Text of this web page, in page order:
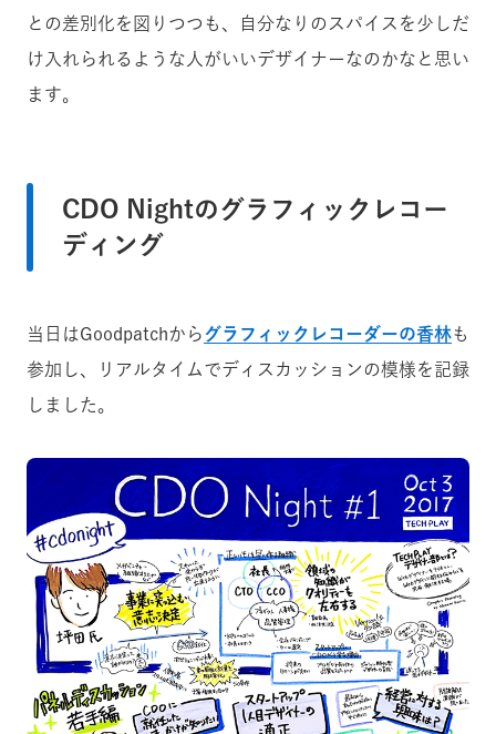
との差別化を図りつつも、自分なりのスパイスを少しだ
け入れられるような人がいいデザイナーなのかなと思い
ます。
CDO Nightのグラフィックレコー
ディング
当日はGoodpatchからグラフィックレコーダーの香林も
参加し、リアルタイムでディスカッションの模様を記録
しました。